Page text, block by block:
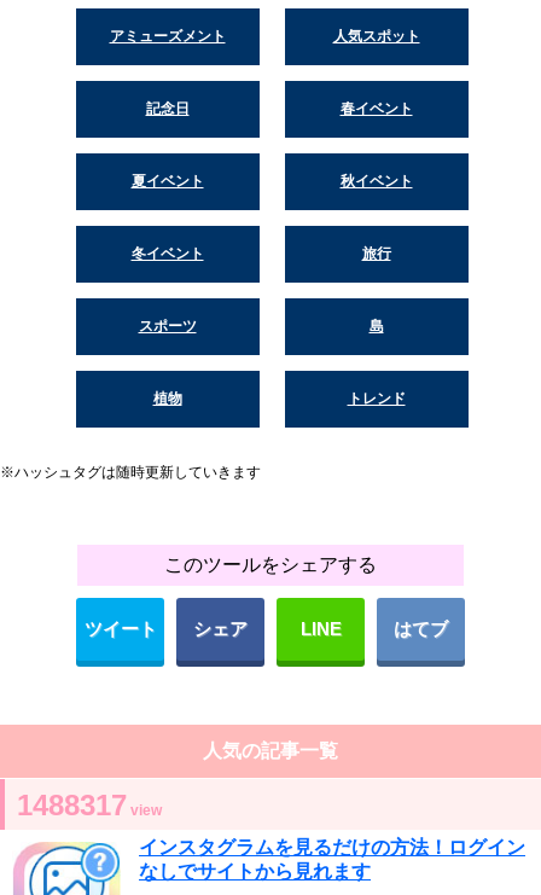
アミューズメント 人気スポット
記念日 春イベント
夏イベント 秋イベント
冬イベント 旅行
スポーツ 島
植物 トレンド
※ハッシュタグは随時更新していきます
このツールをシェアする
ツイート シェア LINE はてブ
人気の記事一覧
1488317 view
インスタグラムを見るだけの方法！ログイン
なしでサイトから見れます